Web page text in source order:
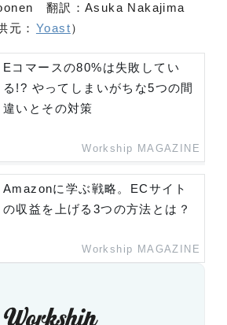
翻訳：Asuka Nakajima
： Yoast）
Eコマースの80%は失敗してい
る!? やってしまいがちな5つの間
違いとその対策
Workship MAGAZINE
Amazonに学ぶ戦略。ECサイト
の収益を上げる3つの方法とは？
Workship MAGAZINE